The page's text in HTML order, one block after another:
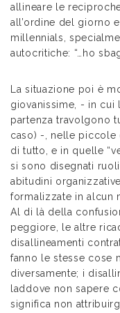
allineare le
all’ordine del giorno
millennials,
autocritiche: “…ho
La situazione poi è
giovanissime, - in
partenza travolgono
caso) -, nelle piccole
di tutto, e in quelle
si sono disegnati
abitudini
formalizzate in alcun
Al di là della
peggiore, le altre
disallineamenti
fanno le stesse cose
diversamente; i
laddove non sapere
significa non